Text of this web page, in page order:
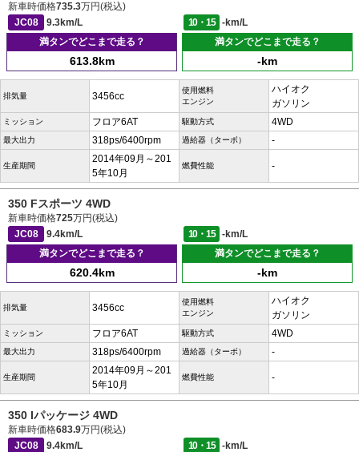
新車時価格735.3万円(税込)
JC08
9.3km/L 10・15
-km/L
満タンでどこまで走る？
613.8km
満タンでどこまで走る？
-km
排気量 3456cc
使用燃料
エンジン
ハイオク
ガソリン
ミッション フロア6AT 駆動方式 4WD
最大出力 318ps/6400rpm 過給器（ターボ） -
生産期間
2014年09月～201
5年10月
燃費性能 -
350 Fスポーツ 4WD
新車時価格725万円(税込)
JC08
9.4km/L 10・15
-km/L
満タンでどこまで走る？
620.4km
満タンでどこまで走る？
-km
排気量 3456cc
使用燃料
エンジン
ハイオク
ガソリン
ミッション フロア6AT 駆動方式 4WD
最大出力 318ps/6400rpm 過給器（ターボ） -
生産期間
2014年09月～201
5年10月
燃費性能 -
350 Iパッケージ 4WD
新車時価格683.9万円(税込)
JC08
9.4km/L 10・15 -km/L